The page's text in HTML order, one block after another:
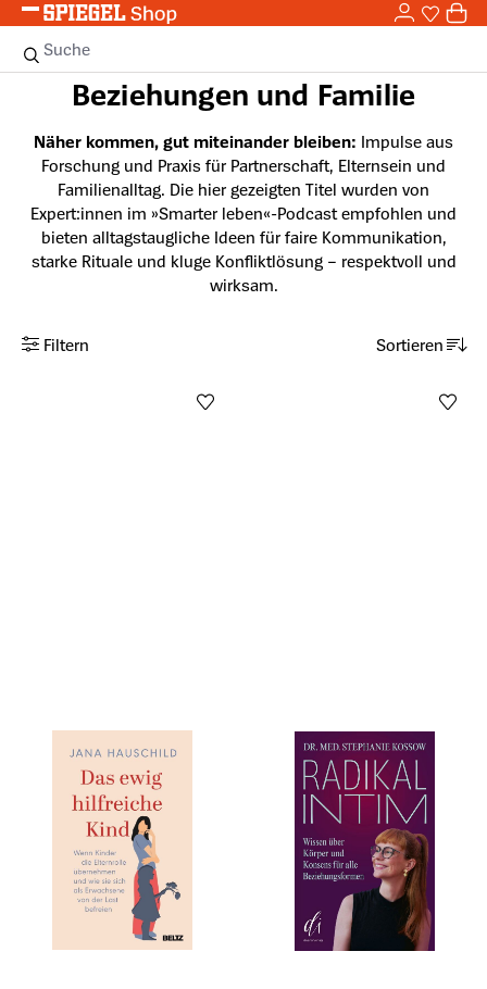
Zum Hauptinhalt springen 0
Suche
Beziehungen und Familie
Näher kommen, gut miteinander bleiben: Impulse aus
Forschung und Praxis für Partnerschaft, Elternsein und
Familienalltag. Die hier gezeigten Titel wurden von
Expert:innen im »Smarter leben«-Podcast empfohlen und
bieten alltagstaugliche Ideen für faire Kommunikation,
starke Rituale und kluge Konfliktlösung – respektvoll und
wirksam.
Filtern Sortieren